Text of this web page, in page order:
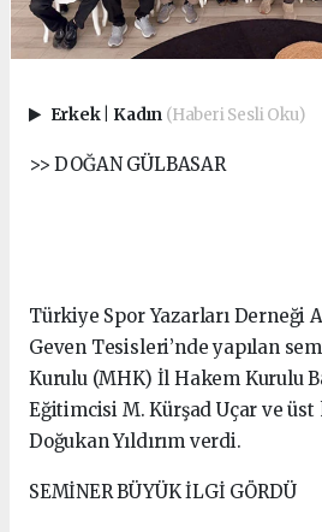
Erkek Kadın (Haberi Sesli Oku)
>> DOĞAN GÜLBASAR
Türkiye Spor Yazarları Derneği
Geven Tesisleri’nde yapılan
Kurulu (MHK) İl Hakem Kurulu
Eğitimcisi M. Kürşad Uçar ve
Doğukan Yıldırım verdi.
SEMİNER BÜYÜK İLGİ GÖRDÜ